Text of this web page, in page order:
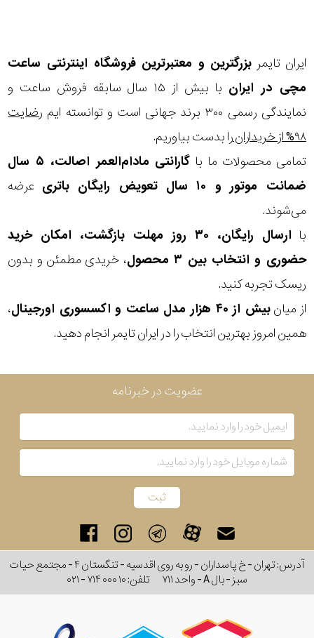
ایران تایمر بزرگترین و معتبرترین فروشگاه اینترنتی ساعت
مچی در ایران
با بیش از ۱۵ سال سابقه فروش ساعت و
نمایندگی رسمی ۳۰۰ برند جهانی است و توانسته ایم
رضایت
۹۸% از خریداران
را بدست بیاوریم.
تمامی محصولات ما با
گارانتی مادام‌العمر اصالت، ۵ سال
ضمانت موتور و ۱۰ سال تعویض رایگان باتری
عرضه
می‌شوند.
با
ارسال رایگان، ۳۰ روز مهلت بازگشت، امکان خرید
حضوری و انتخاب بین ۳ محصول
، خریدی مطمئن و بدون
ریسک تجربه کنید.
از میانبیش از ۴۰ هزار مدل ساعت و اکسسوری اورجینال
،
همین امروز بهترین انتخاب را در ایران تایمر انجام دهید.
زیور آویز
نمایش
بیشتر...
جنس
بکاررفته
مورد
گارانتی
گارانتی
رنگ
رفته
اصالت
عضویت در خبرنامه
آدرس: تهران - خ پاسداران - رو به روی اقدسیه - تنگستان ۴ - مجتمع حیات
سبز - بال A - واحد ۷۱۱
تلفن:۰۲۱ - ۷۱۴ ۰۰۰ ۱۰